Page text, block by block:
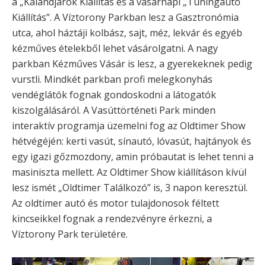
Kiállítás”. A Víztorony Parkban lesz a Gasztronómia
utca, ahol háztáji kolbász, sajt, méz, lekvár és egyéb
kézműves ételekből lehet vásárolgatni. A nagy
parkban Kézműves Vásár is lesz, a gyerekeknek pedig
vurstli. Mindkét parkban profi melegkonyhás
vendéglátók fognak gondoskodni a látogatók
kiszolgálásáról. A Vasúttörténeti Park minden
interaktív programja üzemelni fog az Oldtimer Show
hétvégéjén: kerti vasút, sínautó, lóvasút, hajtányok és
egy igazi gőzmozdony, amin próbautat is lehet tenni a
masiniszta mellett. Az Oldtimer Show kiállításon kívül
lesz ismét „Oldtimer Találkozó” is, 3 napon keresztül.
Az oldtimer autó és motor tulajdonosok féltett
kincseikkel fognak a rendezvényre érkezni, a
Víztorony Park területére.